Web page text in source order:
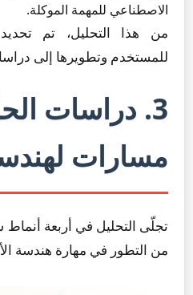
الاصطناعي للمهمة الموكلة.
من هذا التحليل، تم
للمستخدم وتطويرها إلى
3. دراسات
مسارات
تجلّى التحليل في أربعة أنماط
من التطور في مهارة هندسة